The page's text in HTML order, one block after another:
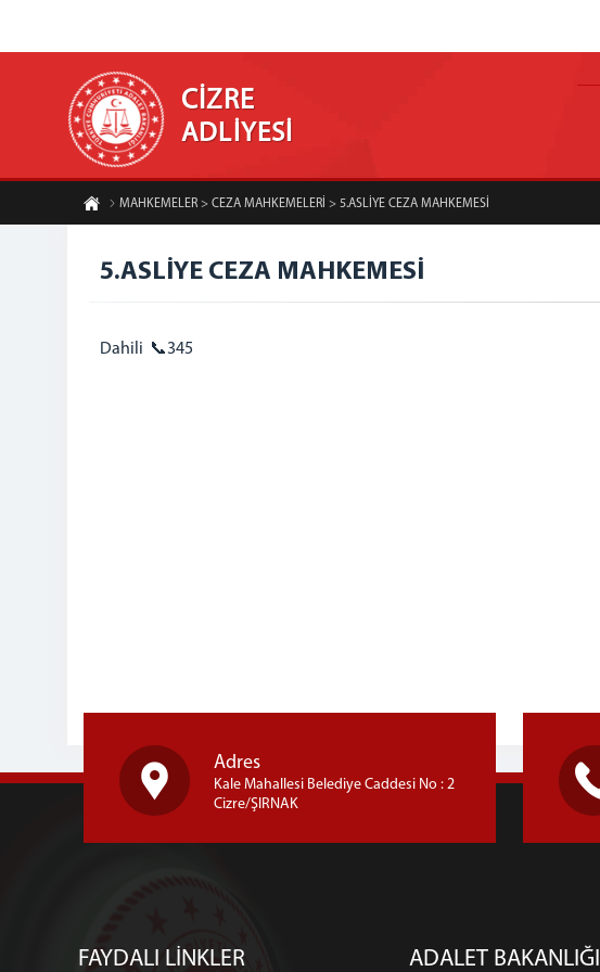
CİZRE
ADLİYESİ
MAHKEMELER > CEZA MAHKEMELERİ > 5.ASLİYE CEZA MAHKEMESİ
5.ASLİYE CEZA MAHKEMESİ
Dahili 📞345
Adres
Kale Mahallesi Belediye Caddesi No : 2
Cizre/ŞIRNAK
FAYDALI LİNKLER ADALET BAKANLIĞI